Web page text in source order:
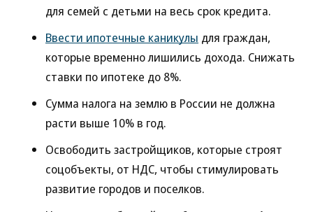
для семей с детьми на весь срок кредита.
Ввести ипотечные каникулы для граждан,
которые временно лишились дохода. Снижать
ставки по ипотеке до 8%.
Сумма налога на землю в России не должна
расти выше 10% в год.
Освободить застройщиков, которые строят
соцобъекты, от НДС, чтобы стимулировать
развитие городов и поселков.